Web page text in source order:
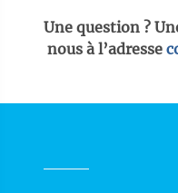
Une question ?
nous à l’adresse